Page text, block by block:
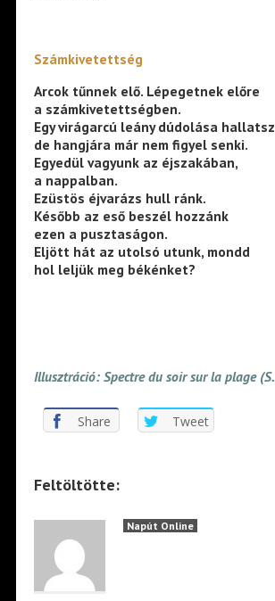
Számkivetettség
Arcok tűnnek elő. Lépegetnek előre
a számkivetettségben.
Egy virágarcú leány dúdolása
de hangjára már nem figyel senki.
Egyedül vagyunk az éjszakában,
a nappalban.
Ezüstös éjvarázs hull ránk.
Később az eső beszél hozzánk
ezen a pusztaságon.
Eljött hát az utolsó utunk, mondd
hol leljük meg békénket?
Illusztráció: Spectre du soir sur la plage
Share Tweet
Feltöltötte:
Napút Online